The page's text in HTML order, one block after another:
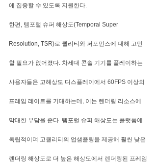
에 집중할 수 있도록 지원한다.
한편, 템포럴 슈퍼 해상도(Temporal Super
Resolution, TSR)로 퀄리티와 퍼포먼스에 대해 고민
할 필요가 없어졌다. 차세대 콘솔 기기를 플레이하는
사용자들은 고해상도 디스플레이에서 60FPS 이상의
프레임 레이트를 기대하는데, 이는 렌더링 리소스에
막대한 부담을 준다. 템포럴 슈퍼 해상도는 플랫폼에
독립적이며 고퀄리티의 업샘플링을 제공해 훨씬 낮은
렌더링 해상도로 더 높은 해상도에서 렌더링된 프레임